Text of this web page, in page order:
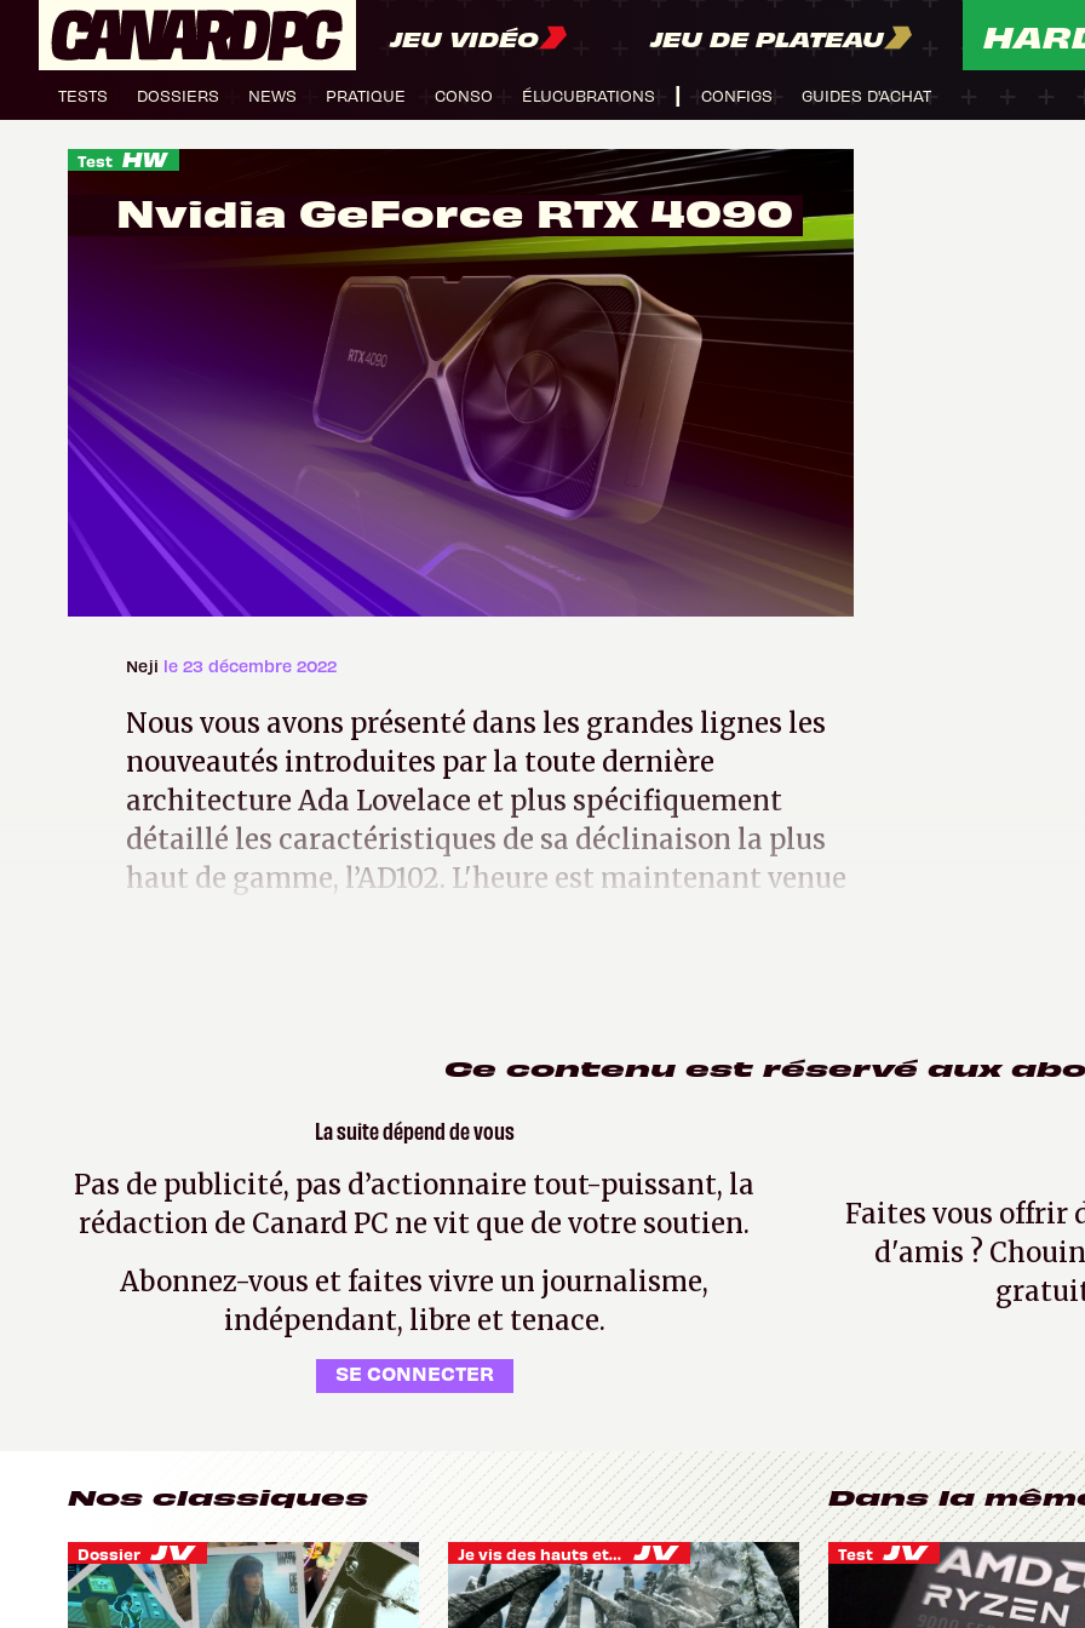
JEU VIDÉO JEU DE PLATEAU
TESTS DOSSIERS NEWS PRATIQUE CONSO ÉLUCUBRATIONS CONFIGS GUIDES D'ACHAT
Test
Nvidia GeForce RTX 4090
Neji le 23 décembre 2022
Nous vous avons présenté dans les grandes lignes les
nouveautés introduites par la toute dernière
architecture Ada Lovelace et plus spécifiquement
détaillé les caractéristiques de sa déclinaison la plus
haut de gamme, l’AD102. L'heure est maintenant venue
Ce contenu est réservé aux
La suite dépend de vous
Pas de publicité, pas d’actionnaire tout-puissant, la
rédaction de Canard PC ne vit que de votre soutien.
Abonnez-vous et faites vivre un journalisme,
indépendant, libre et tenace.
SE CONNECTER
Faites vous offrir
d'amis ?
Nos classiques
Dossier Je vis des hauts et des bas
Dans la
Test